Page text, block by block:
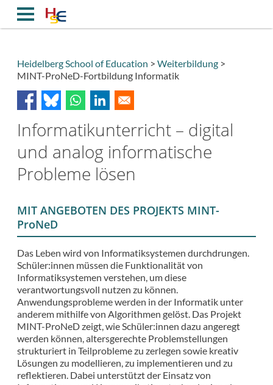
Inhalt
Breadcrumb
Heidelberg School of Education
Weiterbildung
MINT-ProNeD-Fortbildung Informatik
Informatikunterricht – digital
und analog informatische
Probleme lösen
MIT ANGEBOTEN DES PROJEKTS MINT-
ProNeD
Das Leben wird von Informatiksystemen durchdrungen.
Schüler:innen müssen die Funktionalität von
Informatiksystemen verstehen, um diese
verantwortungsvoll nutzen zu können.
Anwendungsprobleme werden in der Informatik unter
anderem mithilfe von Algorithmen gelöst. Das Projekt
MINT-ProNeD zeigt, wie Schüler:innen dazu angeregt
werden können, altersgerechte Problemstellungen
strukturiert in Teilprobleme zu zerlegen sowie kreativ
Lösungen zu modellieren, zu implementieren und zu
reflektieren. Dabei unterstützt der Einsatz von